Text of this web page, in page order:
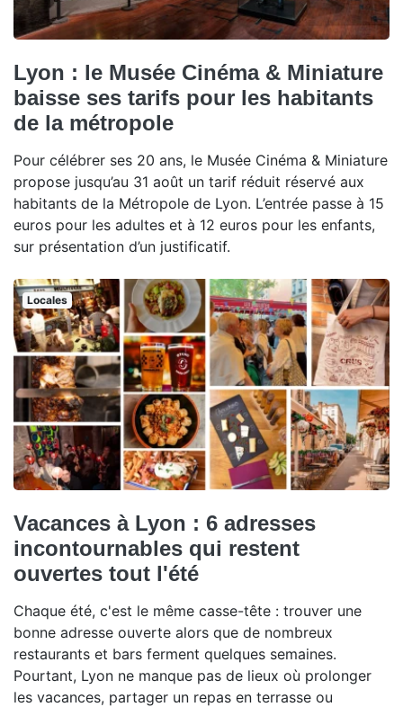
Lyon : le Musée Cinéma & Miniature
baisse ses tarifs pour les habitants
de la métropole
Pour célébrer ses 20 ans, le Musée Cinéma & Miniature
propose jusqu’au 31 août un tarif réduit réservé aux
habitants de la Métropole de Lyon. L’entrée passe à 15
euros pour les adultes et à 12 euros pour les enfants,
sur présentation d’un justificatif.
Locales
Vacances à Lyon : 6 adresses
incontournables qui restent
ouvertes tout l'été
Chaque été, c'est le même casse-tête : trouver une
bonne adresse ouverte alors que de nombreux
restaurants et bars ferment quelques semaines.
Pourtant, Lyon ne manque pas de lieux où prolonger
les vacances, partager un repas en terrasse ou